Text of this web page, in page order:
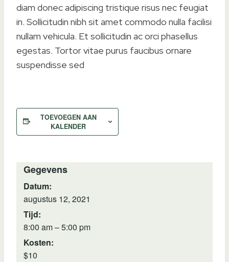
diam donec adipiscing tristique risus nec feugiat
in. Sollicitudin nibh sit amet commodo nulla facilisi
nullam vehicula. Et sollicitudin ac orci phasellus
egestas. Tortor vitae purus faucibus ornare
suspendisse sed
TOEVOEGEN AAN
KALENDER
Gegevens
Datum:
augustus 12, 2021
Tijd:
8:00 am – 5:00 pm
Kosten:
$10